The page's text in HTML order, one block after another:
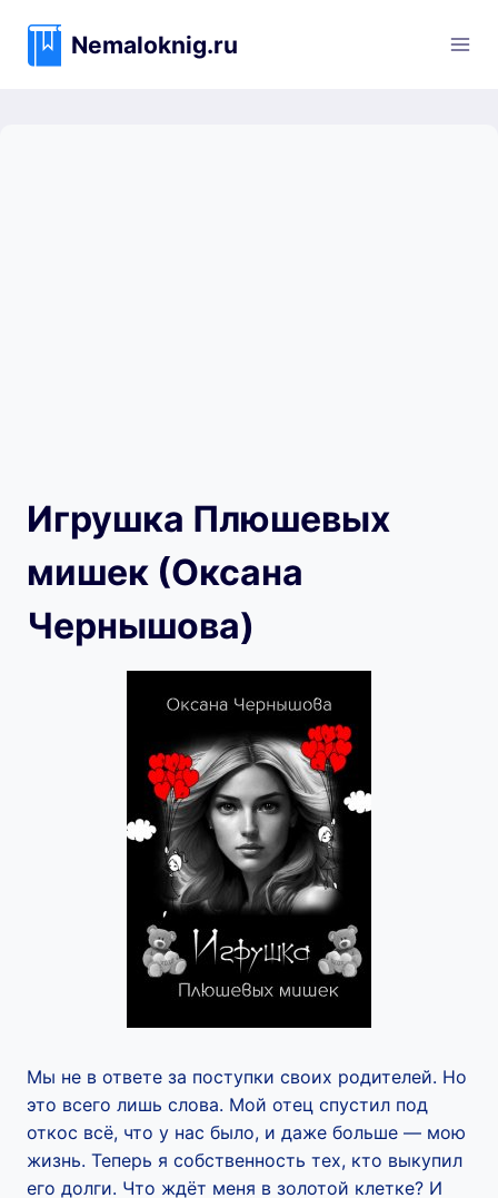
содержимому
Nemaloknig.ru
Игрушка Плюшевых
мишек (Оксана
Чернышова)
Мы не в ответе за поступки своих родителей. Но
это всего лишь слова. Мой отец спустил под
откос всё, что у нас было, и даже больше — мою
жизнь. Теперь я собственность тех, кто выкупил
его долги. Что ждёт меня в золотой клетке? И